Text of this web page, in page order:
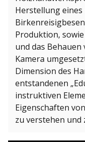
Herstellung eines
Produktion,
und das Behauen
Kamera
Dimension des
entstandenen
instruktiven
Eigenschaften
zu verstehen und